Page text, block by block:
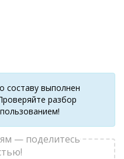
составу выполнен
разбор
— поделитесь